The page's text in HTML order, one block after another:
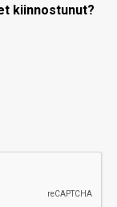
kiinnostunut?